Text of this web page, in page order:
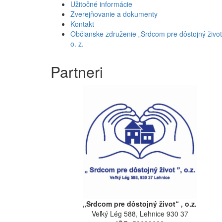
Užitočné informácie
Zverejňovanie a dokumenty
Kontakt
Občianske združenie „Srdcom pre dôstojný
o. z.
Partneri
„Srdcom pre dôstojný život“ , o.z.
Veľký Lég 588, Lehnice 930 37